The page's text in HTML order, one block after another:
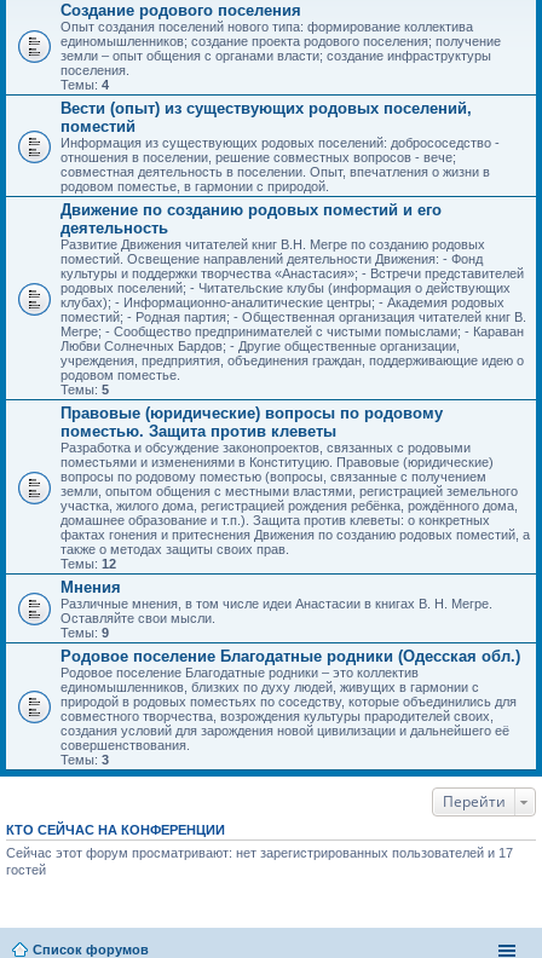
Создание родового поселения
Опыт создания поселений нового типа: формирование коллектива
единомышленников; создание проекта родового поселения; получение
земли – опыт общения с органами власти; создание инфраструктуры
поселения.
Темы: 4
Вести (опыт) из существующих родовых поселений,
поместий
Информация из существующих родовых поселений: добрососедство -
отношения в поселении, решение совместных вопросов - вече;
совместная деятельность в поселении. Опыт, впечатления о жизни в
родовом поместье, в гармонии с природой.
Движение по созданию родовых поместий и его
деятельность
Развитие Движения читателей книг В.Н. Мегре по созданию родовых
поместий. Освещение направлений деятельности Движения: - Фонд
культуры и поддержки творчества «Анастасия»; - Встречи представителей
родовых поселений; - Читательские клубы (информация о действующих
клубах); - Информационно-аналитические центры; - Академия родовых
поместий; - Родная партия; - Общественная организация читателей книг В.
Мегре; - Сообщество предпринимателей с чистыми помыслами; - Караван
Любви Солнечных Бардов; - Другие общественные организации,
учреждения, предприятия, объединения граждан, поддерживающие идею о
родовом поместье.
Темы: 5
Правовые (юридические) вопросы по родовому
поместью. Защита против клеветы
Разработка и обсуждение законопроектов, связанных с родовыми
поместьями и изменениями в Конституцию. Правовые (юридические)
вопросы по родовому поместью (вопросы, связанные с получением
земли, опытом общения с местными властями, регистрацией земельного
участка, жилого дома, регистрацией рождения ребёнка, рождённого дома,
домашнее образование и т.п.). Защита против клеветы: о конкретных
фактах гонения и притеснения Движения по созданию родовых поместий, а
также о методах защиты своих прав.
Темы: 12
Мнения
Различные мнения, в том числе идеи Анастасии в книгах В. Н. Мегре.
Оставляйте свои мысли.
Темы: 9
Родовое поселение Благодатные родники (Одесская обл.)
Родовое поселение Благодатные родники – это коллектив
единомышленников, близких по духу людей, живущих в гармонии с
природой в родовых поместьях по соседству, которые объединились для
совместного творчества, возрождения культуры прародителей своих,
создания условий для зарождения новой цивилизации и дальнейшего её
совершенствования.
Темы: 3
Перейти
КТО СЕЙЧАС НА КОНФЕРЕНЦИИ
Сейчас этот форум просматривают: нет зарегистрированных пользователей и 17
гостей
Список форумов